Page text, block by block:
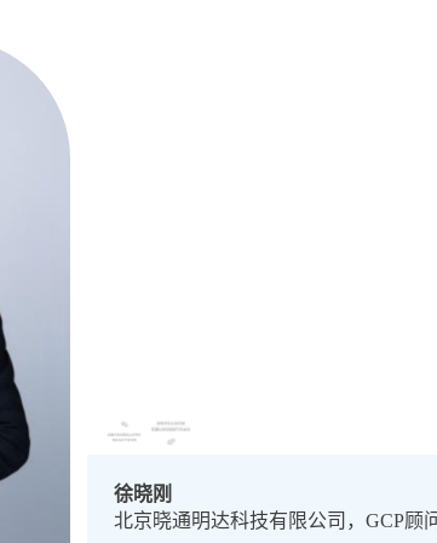
徐晓刚
北京晓通明达科技有限公司，GCP顾